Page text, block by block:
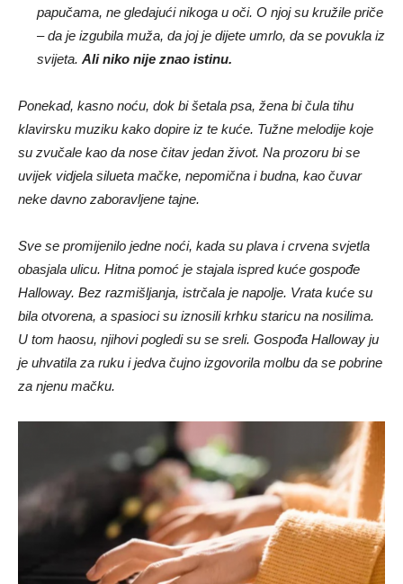
papučama, ne gledajući nikoga u oči. O njoj su kružile priče
– da je izgubila muža, da joj je dijete umrlo, da se povukla iz
svijeta. Ali niko nije znao istinu.
Ponekad, kasno noću, dok bi šetala psa, žena bi čula tihu
klavirsku muziku kako dopire iz te kuće. Tužne melodije koje
su zvučale kao da nose čitav jedan život. Na prozoru bi se
uvijek vidjela silueta mačke, nepomična i budna, kao čuvar
neke davno zaboravljene tajne.
Sve se promijenilo jedne noći, kada su plava i crvena svjetla
obasjala ulicu. Hitna pomoć je stajala ispred kuće gospođe
Halloway. Bez razmišljanja, istrčala je napolje. Vrata kuće su
bila otvorena, a spasioci su iznosili krhku staricu na nosilima.
U tom haosu, njihovi pogledi su se sreli. Gospođa Halloway ju
je uhvatila za ruku i jedva čujno izgovorila molbu da se pobrine
za njenu mačku.